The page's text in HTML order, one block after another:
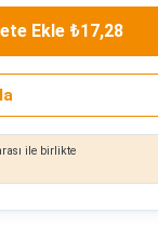
Ekle ₺17,28
ile birlikte